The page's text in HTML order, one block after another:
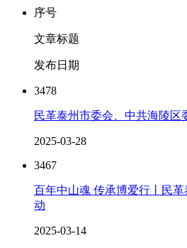
序号
文章标题
发布日期
3478
民革泰州市委会、中共海陵区
2025-03-28
3467
百年中山魂 传承博爱行丨民
动
2025-03-14